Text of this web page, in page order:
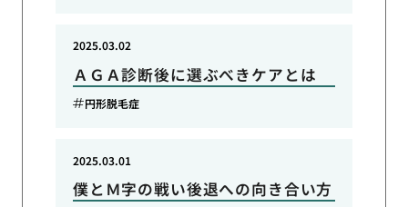
ＡＧＡ診断後に選ぶべきケアとは
2025.03.02
円形脱毛症
僕とＭ字の戦い後退への向き合い方
2025.03.01